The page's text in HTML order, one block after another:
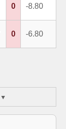
0 -8.80
0 -6.80